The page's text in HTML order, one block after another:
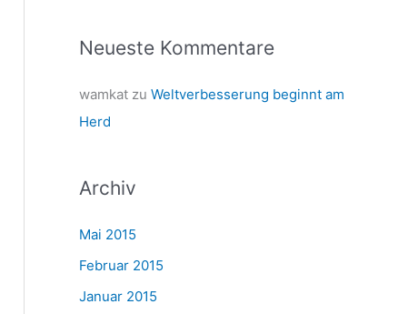
Neueste Kommentare
wamkatzu Weltverbesserung beginnt am
Herd
Archiv
Mai 2015
Februar 2015
Januar 2015